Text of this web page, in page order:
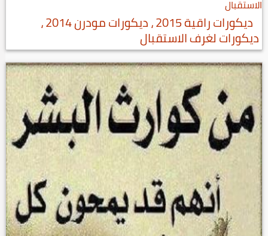
ديكورات راقية 2015 ، ديكورات مودرن 2014 ،
ديكورات لغرف الاستقبال